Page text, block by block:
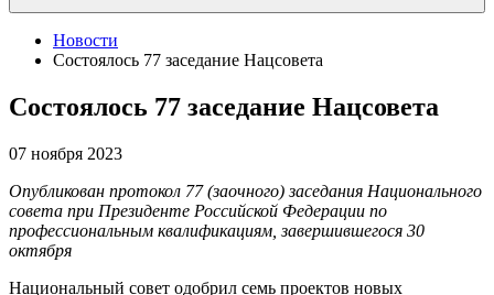
Новости
Состоялось 77 заседание Нацсовета
Состоялось 77 заседание Нацсовета
07 ноября 2023
Опубликован протокол 77 (заочного) заседания Национального
совета при Президенте Российской Федерации по
профессиональным квалификациям, завершившегося 30
октября
Национальный совет одобрил семь проектов новых